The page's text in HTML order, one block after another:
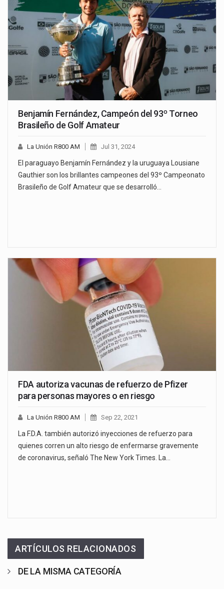
Benjamín Fernández, Campeón del 93º Torneo
Brasileño de Golf Amateur
La Unión R800 AM Jul 31, 2024
El paraguayo Benjamín Fernández y la uruguaya Lousiane
Gauthier son los brillantes campeones del 93º Campeonato
Brasileño de Golf Amateur que se desarrolló…
FDA autoriza vacunas de refuerzo de Pfizer
para personas mayores o en riesgo
La Unión R800 AM Sep 22, 2021
La F.D.A. también autorizó inyecciones de refuerzo para
quienes corren un alto riesgo de enfermarse gravemente
de coronavirus, señaló The New York Times. La…
ARTÍCULOS RELACIONADOS
DE LA MISMA CATEGORÍA